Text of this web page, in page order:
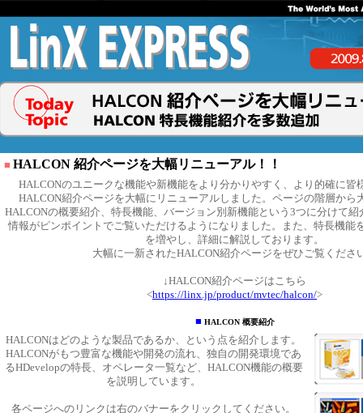
■ HALCON 紹介ページを大幅リニューアル！！
HALCONのユニークな機能や新機能をより分かりやすく、より的確に皆
HALCON紹介ページを大幅にリニューアルしました。ページの階層から
HALCONの概要紹介、特長機能、バージョン別新機能という3つに分けて
情報がピンポイントでご覧いただけるようになりました。また、特長機能
を増やし、詳細に解説しております。
大幅に一新されたHALCON紹介ページをぜひご覧くださ
↓HALCON紹介ページはこちら
<https://linx.jp/product/mvtec/halcon/>
■ HALCON 概要紹介
HALCONはどのような製品であるか、という点を紹介します。
HALCONがもつ豊富な機能や開発の流れ、独自の開発環境であ
るHDevelopの特長、オペレータ一覧など、HALCON機能の概要
を説明しています。
各ページへのリンクは右のバナーをクリックしてください。